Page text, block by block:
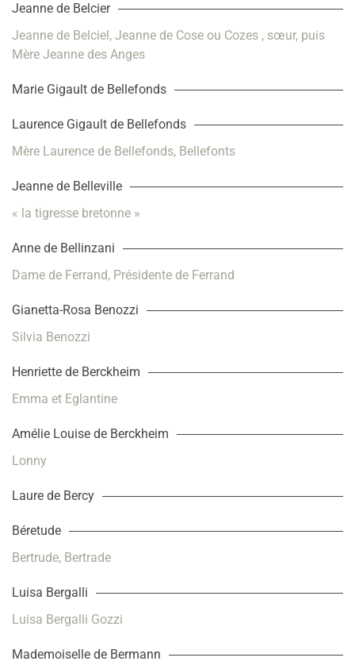
Jeanne de Belcier
Jeanne de Belciel, Jeanne de Cose ou Cozes , sœur, puis
Mère Jeanne des Anges
Marie Gigault de Bellefonds
Laurence Gigault de Bellefonds
Mère Laurence de Bellefonds, Bellefonts
Jeanne de Belleville
« la tigresse bretonne »
Anne de Bellinzani
Dame de Ferrand, Présidente de Ferrand
Gianetta-Rosa Benozzi
Silvia Benozzi
Henriette de Berckheim
Emma et Eglantine
Amélie Louise de Berckheim
Lonny
Laure de Bercy
Béretude
Bertrude, Bertrade
Luisa Bergalli
Luisa Bergalli Gozzi
Mademoiselle de Bermann